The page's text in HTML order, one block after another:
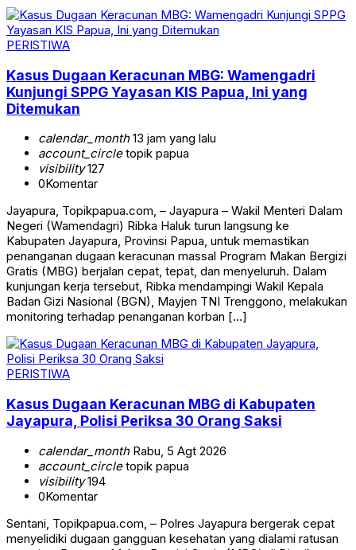
PERISTIWA
Kasus Dugaan Keracunan MBG: Wamengadri
Kunjungi SPPG Yayasan KIS Papua, Ini yang
Ditemukan
calendar_month13 jam yang lalu
account_circletopik papua
visibility127
0Komentar
Jayapura, Topikpapua.com, – Jayapura – Wakil Menteri Dalam
Negeri (Wamendagri) Ribka Haluk turun langsung ke
Kabupaten Jayapura, Provinsi Papua, untuk memastikan
penanganan dugaan keracunan massal Program Makan Bergizi
Gratis (MBG) berjalan cepat, tepat, dan menyeluruh. Dalam
kunjungan kerja tersebut, Ribka mendampingi Wakil Kepala
Badan Gizi Nasional (BGN), Mayjen TNI Trenggono, melakukan
monitoring terhadap penanganan korban […]
PERISTIWA
Kasus Dugaan Keracunan MBG di Kabupaten
Jayapura, Polisi Periksa 30 Orang Saksi
calendar_monthRabu, 5 Agt 2026
account_circletopik papua
visibility194
0Komentar
Sentani, Topikpapua.com, – Polres Jayapura bergerak cepat
menyelidiki dugaan gangguan kesehatan yang dialami ratusan